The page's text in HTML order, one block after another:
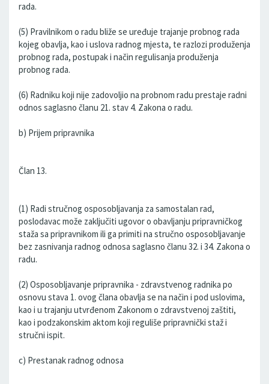
rada.
(5) Pravilnikom o radu bliže se uređuje trajanje probnog rada
kojeg obavlja, kao i uslova radnog mjesta, te razlozi produženja
probnog rada, postupak i način regulisanja produženja
probnog rada.
(6) Radniku koji nije zadovoljio na probnom radu prestaje radni
odnos saglasno članu 21. stav 4. Zakona o radu.
b) Prijem pripravnika
Član 13.
(1) Radi stručnog osposobljavanja za samostalan rad,
poslodavac može zaključiti ugovor o obavljanju pripravničkog
staža sa pripravnikom ili ga primiti na stručno osposobljavanje
bez zasnivanja radnog odnosa saglasno članu 32. i 34. Zakona o
radu.
(2) Osposobljavanje pripravnika - zdravstvenog radnika po
osnovu stava 1. ovog člana obavlja se na način i pod uslovima,
kao i u trajanju utvrđenom Zakonom o zdravstvenoj zaštiti,
kao i podzakonskim aktom koji reguliše pripravnički staž i
stručni ispit.
c) Prestanak radnog odnosa